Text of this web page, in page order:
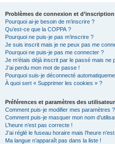
Problèmes de connexion et d’inscription
Pourquoi ai-je besoin de m’inscrire ?
Qu’est-ce que la COPPA ?
Pourquoi ne puis-je pas m’inscrire ?
Je suis inscrit mais je ne peux pas me
Pourquoi ne puis-je pas me connecter ?
Je m’étais déjà inscrit par le passé mais
J’ai perdu mon mot de passe !
Pourquoi suis-je déconnecté
À quoi sert « Supprimer les cookies » ?
Préférences et paramètres des
Comment puis-je modifier mes paramètres ?
Comment puis-je masquer mon nom
L’heure n’est pas correcte !
J’ai réglé le fuseau horaire mais l’heure
Ma langue n’apparaît pas dans la liste !